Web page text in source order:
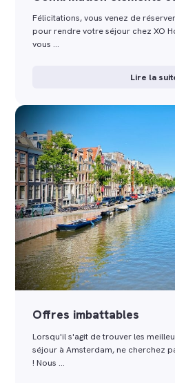
Félicitations, vous venez de
pour rendre votre séjour chez XO
vous …
Lire la
Offres imbattables
Lorsqu'il s'agit de trouver les
séjour à Amsterdam, ne cherchez
! Nous …